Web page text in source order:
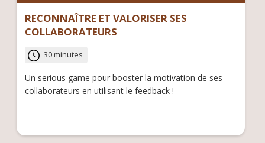
RECONNAÎTRE ET VALORISER SES
COLLABORATEURS
30 minutes
Un serious game pour booster la motivation de ses
collaborateurs en utilisant le feedback !